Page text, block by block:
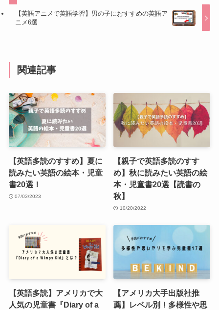
【英語アニメで英語学習】男の子におすすめの英語ア
ニメ6選
関連記事
【英語多読のすすめ】夏に
読みたい英語の絵本・児童
書20選！
07/03/2023
【親子で英語多読のすす
め】秋に読みたい英語の絵
本・児童書20選【読書の
秋】
10/20/2022
【英語多読】アメリカで大
人気の児童書『Diary of a
【アメリカ大手出版社推
薦】レベル別！多様性や思